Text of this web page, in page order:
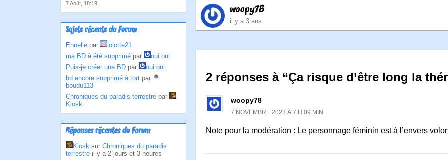
7 Août, 18:19
Sujets récents du Forum
Ennelle par
lolotte21
ma BD à été supprimé par
oui oui
Puis-je créer une BD par
oui oui
bd encore supprimé à tort par
boudu113
Chroniques du paradis terrestre par
Kiosk
Réponses récentes du Forum
Kiosk sur Chroniques du paradis
terrestre il y a 2 jours et 3 heures
woopy78
il y a 3 ans
2 réponses à “Ça risque d’être long la
woopy78
7 NOVEMBRE 2023 À 7 H 09 MIN
Note pour la modération : Le personnage féminin est à l’envers